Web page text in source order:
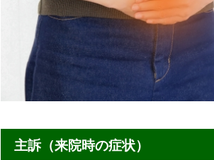
主訴（来院時の症状）